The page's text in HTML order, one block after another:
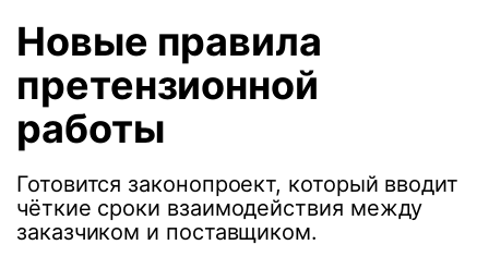
Новые правила
претензионной
работы
Готовится законопроект, который вводит
чёткие сроки взаимодействия между
заказчиком и поставщиком.